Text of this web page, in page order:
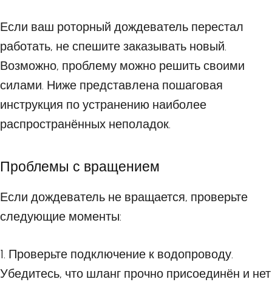
Если ваш роторный дождеватель перестал
работать, не спешите заказывать новый.
Возможно, проблему можно решить своими
силами. Ниже представлена пошаговая
инструкция по устранению наиболее
распространённых неполадок.
Проблемы с вращением
Если дождеватель не вращается, проверьте
следующие моменты:
1. Проверьте подключение к водопроводу.
Убедитесь, что шланг прочно присоединён и нет